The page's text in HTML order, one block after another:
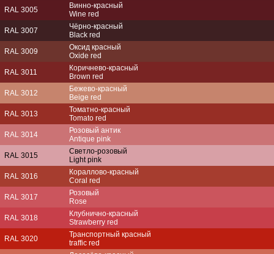
RAL 3005
Винно-красный
Wine red
RAL 3007
Чёрно-красный
Black red
RAL 3009
Оксид красный
Oxide red
RAL 3011
Коричнево-красный
Brown red
RAL 3012
Бежево-красный
Beige red
RAL 3013
Томатно-красный
Tomato red
RAL 3014
Розовый антик
Antique pink
RAL 3015
Светло-розовый
Light pink
RAL 3016
Кораллово-красный
Coral red
RAL 3017
Розовый
Rose
RAL 3018
Клубнично-красный
Strawberry red
RAL 3020
Транспортный красный
traffic red